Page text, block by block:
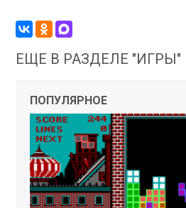
ЕЩЕ В РАЗДЕЛЕ "ИГРЫ"
ПОПУЛЯРНОЕ